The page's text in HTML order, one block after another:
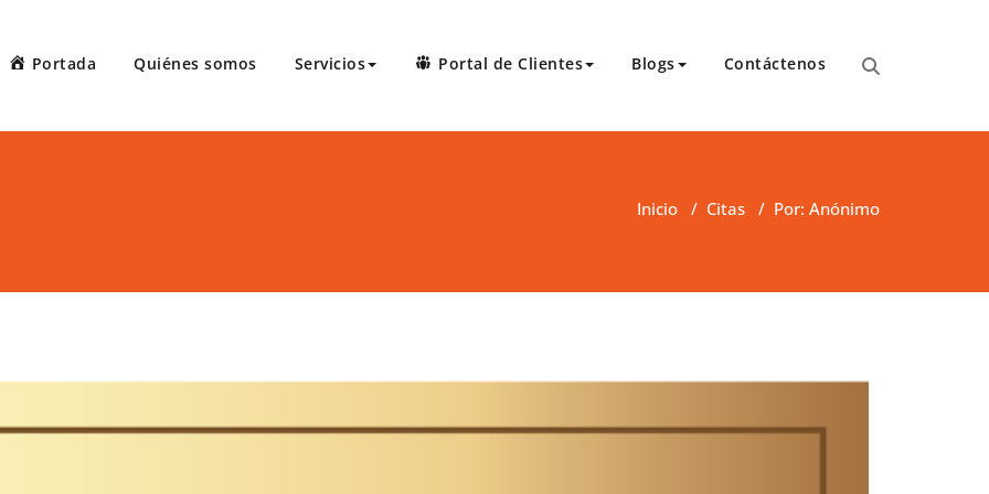
Portada Quiénes somos Servicios Portal de Clientes Blogs Contáctenos
Inicio / Citas / Por: Anónimo